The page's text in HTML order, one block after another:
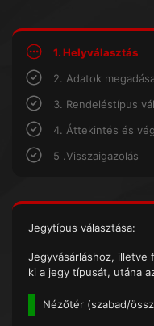
1. Helyválasztás
2. Adatok
3. Rendeléstípus
4. Áttekintés és
5 .Visszaigazolás
Jegytípus választása:
Jegyvásárláshoz, illetve
ki a jegy típusát, utána
Nézőtér (szabad/